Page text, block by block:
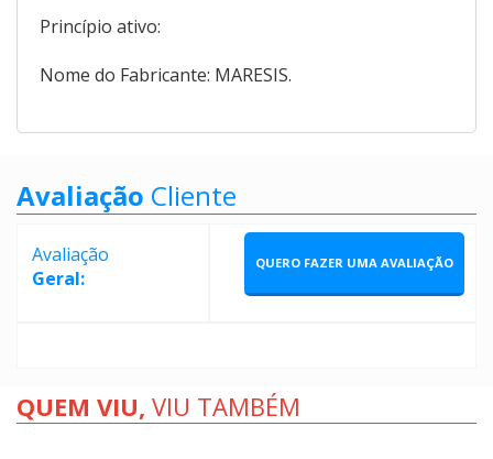
Princípio ativo:
Nome do Fabricante: MARESIS.
Avaliação Cliente
Avaliação
Geral:
QUERO FAZER UMA AVALIAÇÃO
QUEM VIU, VIU TAMBÉM